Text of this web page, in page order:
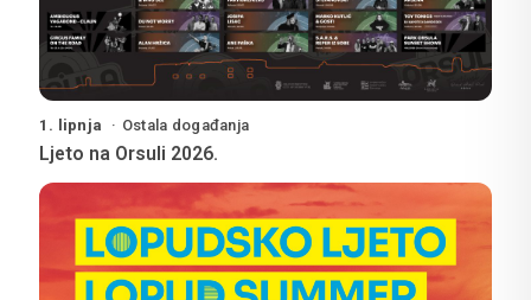
1. lipnja Ostala događanja
Ljeto na Orsuli 2026.